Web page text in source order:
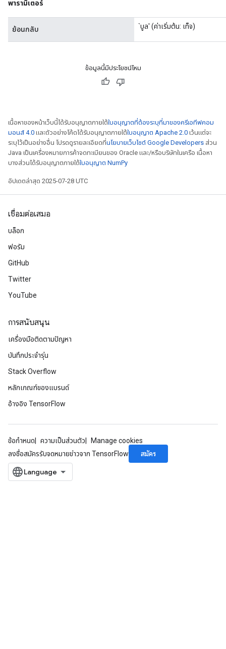
พารามิเตอร์
ย้อนกลับ `บูล' (ค่าเริ่มต้น: เท็จ)
ข้อมูลนี้มีประโยชน์ไหม
เนื้อหาของหน้าเว็บนี้ได้รับอนุญาตภายใต้ใบอนุญาตที่ต้องระบุที่มาของครีเอทีฟคอม
มอนส์ 4.0 และตัวอย่างโค้ดได้รับอนุญาตภายใต้ใบอนุญาต Apache 2.0 เว้นแต่จะ
ระบุไว้เป็นอย่างอื่น โปรดดูรายละเอียดที่นโยบายเว็บไซต์ Google Developers ส่วน
Java เป็นเครื่องหมายการค้าจดทะเบียนของ Oracle และ/หรือบริษัทในเครือ เนื้อหา
บางส่วนได้รับอนุญาตภายใต้ใบอนุญาต NumPy
อัปเดตล่าสุด 2025-07-28 UTC
เชื่อมต่อเสมอ
บล็อก
ฟอรัม
GitHub
Twitter
YouTube
การสนับสนุน
เครื่องมือติดตามปัญหา
บันทึกประจำรุ่น
Stack Overflow
หลักเกณฑ์ของแบรนด์
อ้างอิง TensorFlow
ข้อกำหนด ความเป็นส่วนตัว
Manage cookies
ลงชื่อสมัครรับจดหมายข่าวจาก TensorFlow
สมัคร